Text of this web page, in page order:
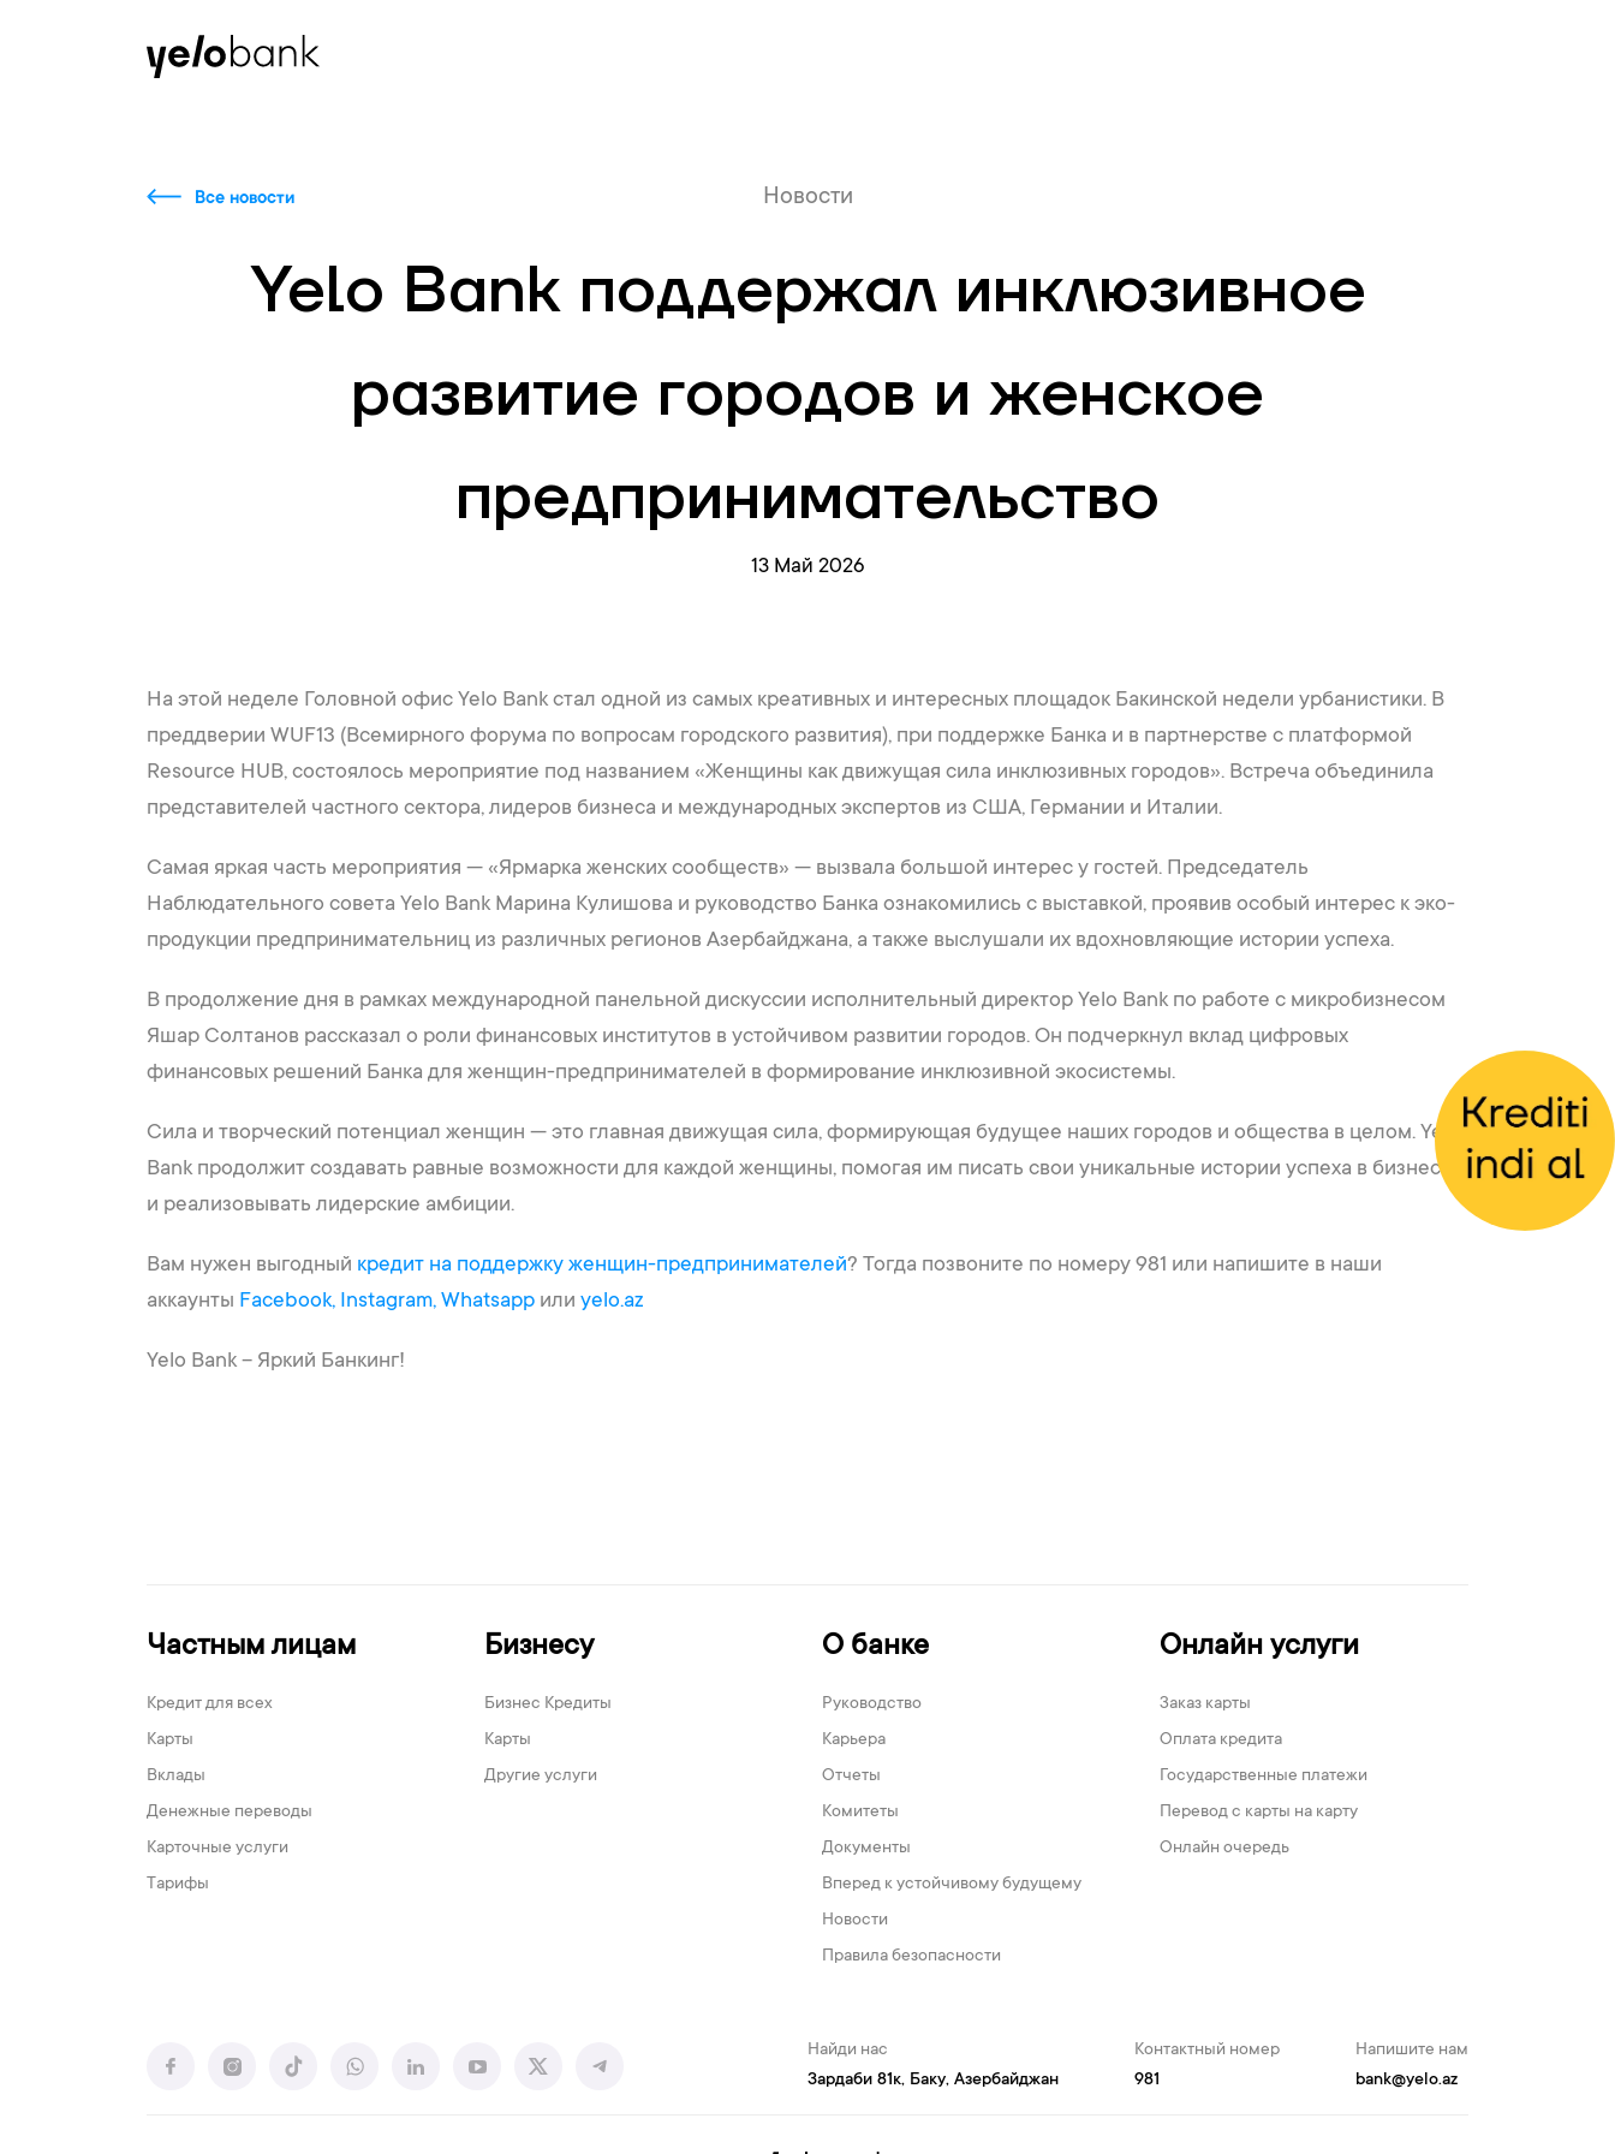
Все новости Новости
Yelo Bank поддержал инклюзивное
развитие городов и женское
предпринимательство
13 Май 2026
На этой неделе Головной офис Yelo Bank стал одной из самых креативных и интересных площадок Бакинской недели урбанистики. В
преддверии WUF13 (Всемирного форума по вопросам городского развития), при поддержке Банка и в партнерстве с платформой
Resource HUB, состоялось мероприятие под названием «Женщины как движущая сила инклюзивных городов». Встреча объединила
представителей частного сектора, лидеров бизнеса и международных экспертов из США, Германии и Италии.
Самая яркая часть мероприятия — «Ярмарка женских сообществ» — вызвала большой интерес у гостей. Председатель
Наблюдательного совета Yelo Bank Марина Кулишова и руководство Банка ознакомились с выставкой, проявив особый интерес к эко-
продукции предпринимательниц из различных регионов Азербайджана, а также выслушали их вдохновляющие истории успеха.
В продолжение дня в рамках международной панельной дискуссии исполнительный директор Yelo Bank по работе с микробизнесом
Яшар Солтанов рассказал о роли финансовых институтов в устойчивом развитии городов. Он подчеркнул вклад цифровых
финансовых решений Банка для женщин-предпринимателей в формирование инклюзивной экосистемы.
Сила и творческий потенциал женщин — это главная движущая сила, формирующая будущее наших городов и общества в целом. Yelo
Bank продолжит создавать равные возможности для каждой женщины, помогая им писать свои уникальные истории успеха в бизнесе
и реализовывать лидерские амбиции.
Вам нужен выгодный кредит на поддержку женщин-предпринимателей? Тогда позвоните по номеру 981 или напишите в наши
аккаунты Facebook, Instagram, Whatsapp или yelo.az
Yelo Bank – Яркий Банкинг!
Частным лицам
Кредит для всех
Карты
Вклады
Денежные переводы
Карточные услуги
Тарифы
Бизнесу
Бизнес Кредиты
Карты
Другие услуги
О банке
Руководство
Карьера
Отчеты
Комитеты
Документы
Вперед к устойчивому будущему
Новости
Правила безопасности
Онлайн услуги
Заказ карты
Оплата кредита
Государственные платежи
Перевод с карты на карту
Онлайн очередь
Найди нас
Зардаби 81к, Баку, Азербайджан
Контактный номер
981
Напишите нам
bank@yelo.az